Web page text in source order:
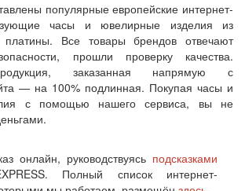
популярные европейские интернет-
часы и ювелирные изделия из
платины. Все товары брендов отвечают
прошли проверку качества.
заказанная напрямую с
— на 100% подлинная. Покупая часы и
с помощью нашего сервиса, вы не
онлайн, руководствуясь подсказками
Полный список интернет-